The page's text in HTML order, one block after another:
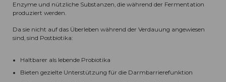
Enzyme und nützliche Substanzen, die während der Fermentation
produziert werden.
Da sie nicht auf das Überleben während der Verdauung angewiesen
sind, sind Postbiotika:
Haltbarer als lebende Probiotika
Bieten gezielte Unterstützung für die Darmbarrierefunktion